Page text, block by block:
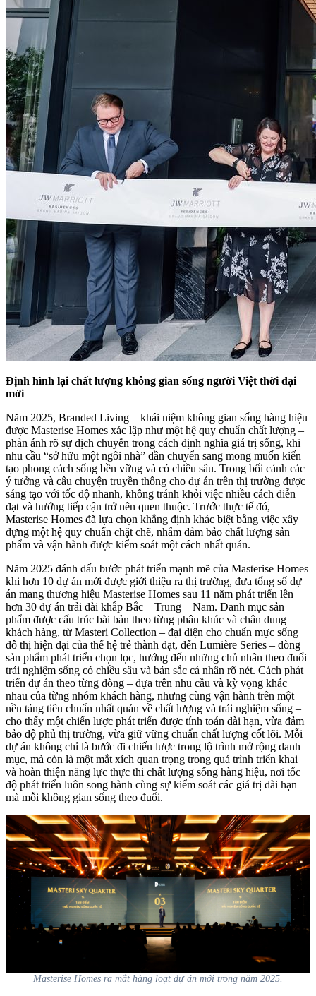
Định hình lại chất lượng không gian sống người Việt thời đại
mới
Năm 2025, Branded Living – khái niệm không gian sống hàng hiệu
được Masterise Homes xác lập như một hệ quy chuẩn chất lượng –
phản ánh rõ sự dịch chuyển trong cách định nghĩa giá trị sống, khi
nhu cầu “sở hữu một ngôi nhà” dần chuyển sang mong muốn kiến
tạo phong cách sống bền vững và có chiều sâu. Trong bối cảnh các
ý tưởng và câu chuyện truyền thông cho dự án trên thị trường được
sáng tạo với tốc độ nhanh, không tránh khỏi việc nhiều cách diễn
đạt và hướng tiếp cận trở nên quen thuộc. Trước thực tế đó,
Masterise Homes đã lựa chọn khẳng định khác biệt bằng việc xây
dựng một hệ quy chuẩn chặt chẽ, nhằm đảm bảo chất lượng sản
phẩm và vận hành được kiểm soát một cách nhất quán.
Năm 2025 đánh dấu bước phát triển mạnh mẽ của Masterise Homes
khi hơn 10 dự án mới được giới thiệu ra thị trường, đưa tổng số dự
án mang thương hiệu Masterise Homes sau 11 năm phát triển lên
hơn 30 dự án trải dài khắp Bắc – Trung – Nam. Danh mục sản
phẩm được cấu trúc bài bản theo từng phân khúc và chân dung
khách hàng, từ Masteri Collection – đại diện cho chuẩn mực sống
đô thị hiện đại của thế hệ trẻ thành đạt, đến Lumière Series – dòng
sản phẩm phát triển chọn lọc, hướng đến những chủ nhân theo đuổi
trải nghiệm sống có chiều sâu và bản sắc cá nhân rõ nét. Cách phát
triển dự án theo từng dòng – dựa trên nhu cầu và kỳ vọng khác
nhau của từng nhóm khách hàng, nhưng cùng vận hành trên một
nền tảng tiêu chuẩn nhất quán về chất lượng và trải nghiệm sống –
cho thấy một chiến lược phát triển được tính toán dài hạn, vừa đảm
bảo độ phủ thị trường, vừa giữ vững chuẩn chất lượng cốt lõi. Mỗi
dự án không chỉ là bước đi chiến lược trong lộ trình mở rộng danh
mục, mà còn là một mắt xích quan trọng trong quá trình triển khai
và hoàn thiện năng lực thực thi chất lượng sống hàng hiệu, nơi tốc
độ phát triển luôn song hành cùng sự kiểm soát các giá trị dài hạn
mà mỗi không gian sống theo đuổi.
Masterise Homes ra mắt hàng loạt dự án mới trong năm 2025.